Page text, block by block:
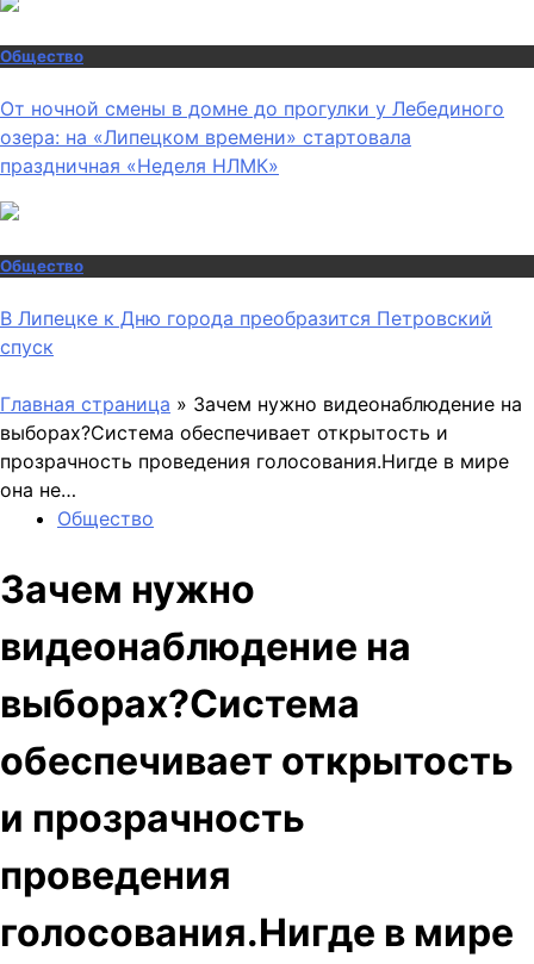
Общество
От ночной смены в домне до прогулки у Лебединого
озера: на «Липецком времени» стартовала
праздничная «Неделя НЛМК»
Общество
В Липецке к Дню города преобразится Петровский
спуск
Главная страница » Зачем нужно видеонаблюдение на
выборах?Система обеспечивает открытость и
прозрачность проведения голосования.Нигде в мире
она не…
Общество
Зачем нужно
видеонаблюдение на
выборах?Система
обеспечивает открытость
и прозрачность
проведения
голосования.Нигде в мире